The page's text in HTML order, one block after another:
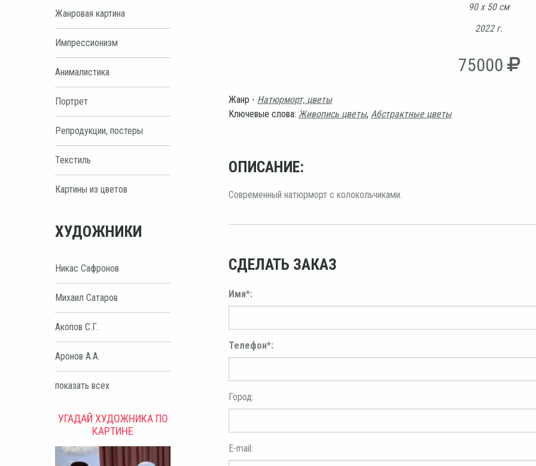
Жанровая картина
Импрессионизм
Анималистика
Портрет
Репродукции, постеры
Текстиль
Картины из цветов
ХУДОЖНИКИ
Никас Сафронов
Михаил Сатаров
Акопов С.Г.
Аронов А.А.
показать всех
УГАДАЙ ХУДОЖНИКА ПО
КАРТИНЕ
90 х 50 см
2022 г.
75000
Жанр - Натюрморт, цветы
Ключевые слова: Живопись цветы, Абстрактные цветы
ОПИСАНИЕ:
Современный натюрморт с колокольчиками.
СДЕЛАТЬ ЗАКАЗ
Имя*:
Телефон*:
Город:
E-mail: